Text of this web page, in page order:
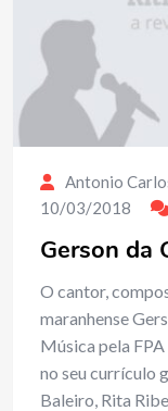
Antonio
10/03/2018
Gerson da
O cantor,
maranhense
Música pela
no seu currículo
Baleiro, Rita